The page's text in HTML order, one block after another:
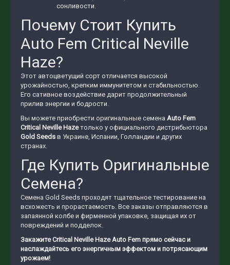
сонливости.
Почему Стоит Купить
Auto Fem Critical Neville
Haze?
Этот автоцветущий сорт отличается высокой
урожайностью, крепким иммунитетом и стабильностью.
Его сативное воздействие дарит продолжительный
прилив энергии и бодрости.
Вы можете приобрести оригинальные семена Auto Fem
Critical Neville Hazeтолько у официального дистрибьютора
Gold Seeds в Украине, Испании, Голландии и других
странах.
Где Купить Оригинальные
Семена?
Семена Gold Seeds проходят тщательное тестирование на
всхожесть и прорастаемость. Все заказы отправляются в
запаянной колбе и фирменной упаковке, защищая их от
повреждений и подделок.
Закажите Critical Neville Haze Auto Fem прямо сейчас и
наслаждайтесь его энергичным эффектом и потрясающим
урожаем!